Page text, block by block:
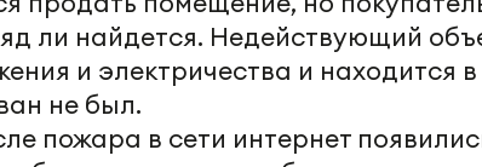
ли найдется. Недействующий
и электричества и находится
не был.
пожара в сети интернет